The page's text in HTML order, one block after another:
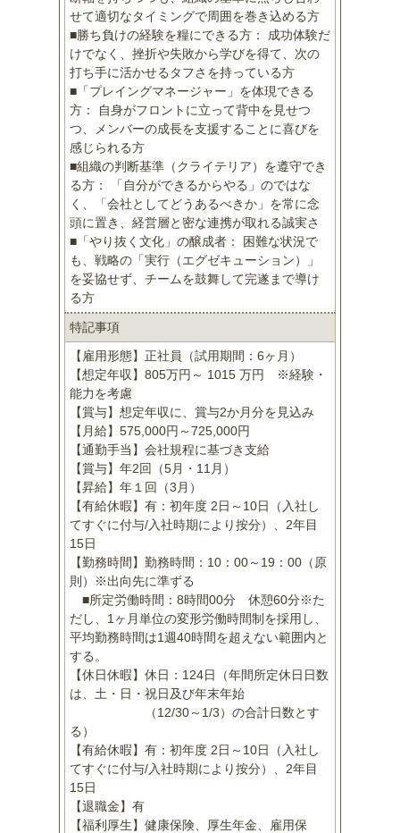
せて適切なタイミングで周囲を巻き込める方
■勝ち負けの経験を糧にできる方： 成功体験だ
けでなく、挫折や失敗から学びを得て、次の
打ち手に活かせるタフさを持っている方
■「プレイングマネージャー」を体現できる
方： 自身がフロントに立って背中を見せつ
つ、メンバーの成長を支援することに喜びを
感じられる方
■組織の判断基準（クライテリア）を遵守でき
る方： 「自分ができるからやる」のではな
く、「会社としてどうあるべきか」を常に念
頭に置き、経営層と密な連携が取れる誠実さ
■「やり抜く文化」の醸成者： 困難な状況で
も、戦略の「実行（エグゼキューション）」
を妥協せず、チームを鼓舞して完遂まで導け
る方
特記事項
【雇用形態】正社員（試用期間：6ヶ月）
【想定年収】805万円～ 1015 万円 ※経験・
能力を考慮
【賞与】想定年収に、賞与2か月分を見込み
【月給】575,000円～725,000円
【通勤手当】会社規程に基づき支給
【賞与】年2回（5月・11月）
【昇給】年１回（3月）
【有給休暇】有：初年度 2日～10日（入社し
てすぐに付与/入社時期により按分）、2年目
15日
【勤務時間】勤務時間：10：00～19：00（原
則）※出向先に準ずる
■所定労働時間：8時間00分 休憩60分※た
だし、1ヶ月単位の変形労働時間制を採用し、
平均勤務時間は1週40時間を超えない範囲内と
する。
【休日休暇】休日：124日（年間所定休日日数
は、土・日・祝日及び年末年始
（12/30～1/3）の合計日数とす
る）
【有給休暇】有：初年度 2日～10日（入社し
てすぐに付与/入社時期により按分）、2年目
15日
【退職金】有
【福利厚生】健康保険、厚生年金、雇用保